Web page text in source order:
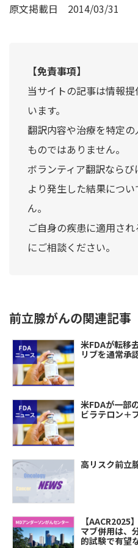
原文掲載日 2014/03/31
【免責事項】
当サイトの記事は情報
います。
翻訳内容や治療を特定
ものではありません。
ボランティア翻訳なら
より発生した結果につ
ん。
ご自身の疾患に適用さ
にご相談ください。
前立腺がんの関連記事
米FDAが転移
リブを通常承
米FDAが一部
ビラテロン＋
高リスク前立
【
マブ併用は、
的試験で有望